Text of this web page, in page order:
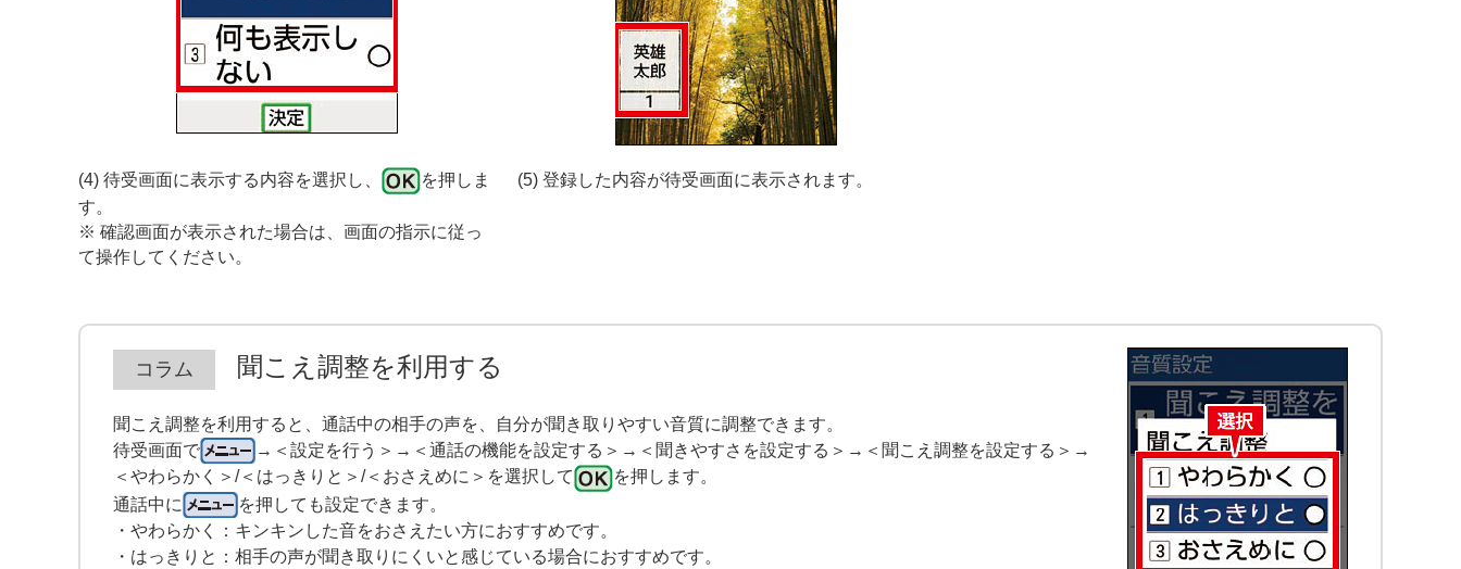
(4) 待受画面に表示する内容を選択し、
を押しま
す。
※ 確認画面が表示された場合は、画面の指示に従っ
て操作してください。
(5) 登録した内容が待受画面に表示されます。
聞こえ調整を利用する
聞こえ調整を利用すると、通話中の相手の声を、自分が聞き取りやすい音質に調整できます。
待受画面で
→＜設定を行う＞→＜通話の機能を設定する＞→＜聞きやすさを設定する＞→＜聞こえ調整を設定する＞→
＜やわらかく＞/＜はっきりと＞/＜おさえめに＞を選択して
を押します。
通話中に
を押しても設定できます。
・やわらかく：キンキンした音をおさえたい方におすすめです。
・はっきりと：相手の声が聞き取りにくいと感じている場合におすすめです。